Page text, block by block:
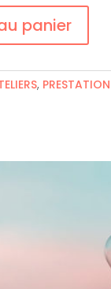
panier
,